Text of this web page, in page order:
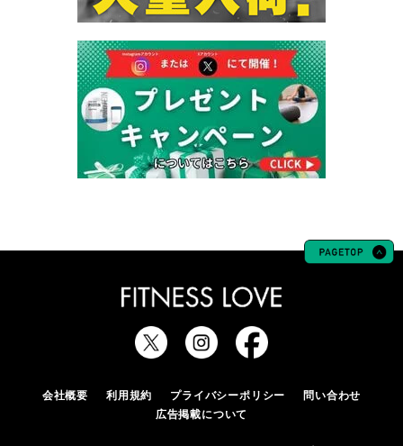
会社概要 利用規約 プライバシーポリシー
問い合わせ
広告掲載について